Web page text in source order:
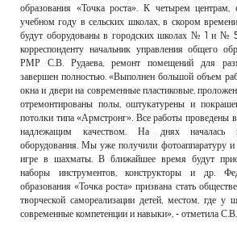
образования «Точка роста». К четырем
учебном году в сельских школах, в скором
будут оборудованы в городских школах № 1 и №
корреспонденту начальник управления общего
РМР С.В. Рудаева, ремонт помещений для
завершен полностью. «Выполнен большой объем
окна и двери на современные пластиковые,
отремонтированы полы, оштукатурены и
потолки типа «Армстронг». Все работы проведены
надлежащим качеством. На днях началась
оборудования. Мы уже получили фотоаппаратуру
игре в шахматы. В ближайшее время будут
наборы инструментов, конструкторы и др.
образования «Точка роста» призвана стать
творческой самореализации детей, местом, где у
современные компетенции и навыки», - отметила С.В.